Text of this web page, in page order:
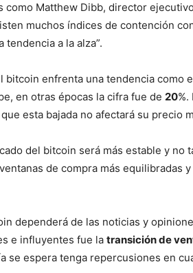
como Matthew Dibb, director
muchos índices de contención
a la alza”.
bitcoin enfrenta una tendencia como
en otras épocas la cifra fue de 20
esta bajada no afectará su precio
del bitcoin será más estable y no
de compra más equilibradas
dependerá de las noticias y
e influyentes fue la transición de
se espera tenga repercusiones en